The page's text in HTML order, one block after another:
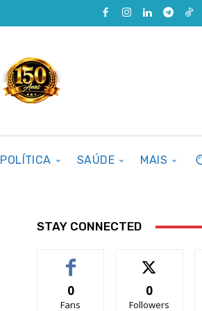
POLÍTICA SAÚDE MAIS
STAY CONNECTED
0
Fans
0
Followers